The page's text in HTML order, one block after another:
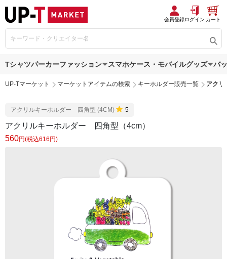
会員登録ログイン カート
Tシャツパーカーファッション スマホケース・モバイルグッズ バ
UP-Tマーケット マーケットアイテムの検索 キーホルダー販売一覧 アク
アクリルキーホルダー 四角型 (4CM) 5
アクリルキーホルダー 四角型（4cm）
560円(税込616円)